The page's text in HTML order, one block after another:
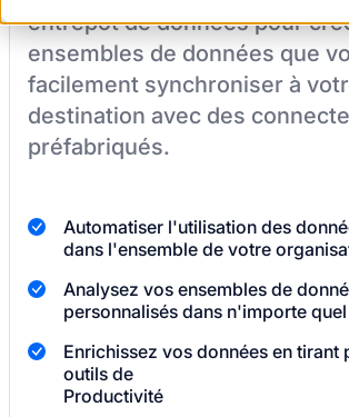
entrepôt de données pour
ensembles de données que
facilement synchroniser à
destination avec des
préfabriqués.
Automatiser l'utilisation des
dans l'ensemble de votre
Analysez vos ensembles de
personnalisés dans n'importe
Enrichissez vos données en tirant
outils de
Productivité